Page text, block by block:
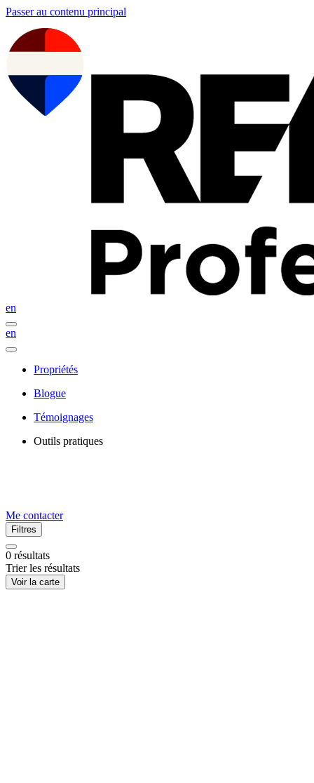
Passer au contenu principal
en
en
Propriétés
Blogue
Témoignages
Outils pratiques
Me contacter
Filtres
0 résultats
Trier les résultats
Voir la carte